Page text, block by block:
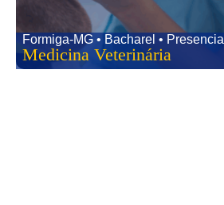
Formiga-MG • Bacharel • Presencial
Medicina Veterinária